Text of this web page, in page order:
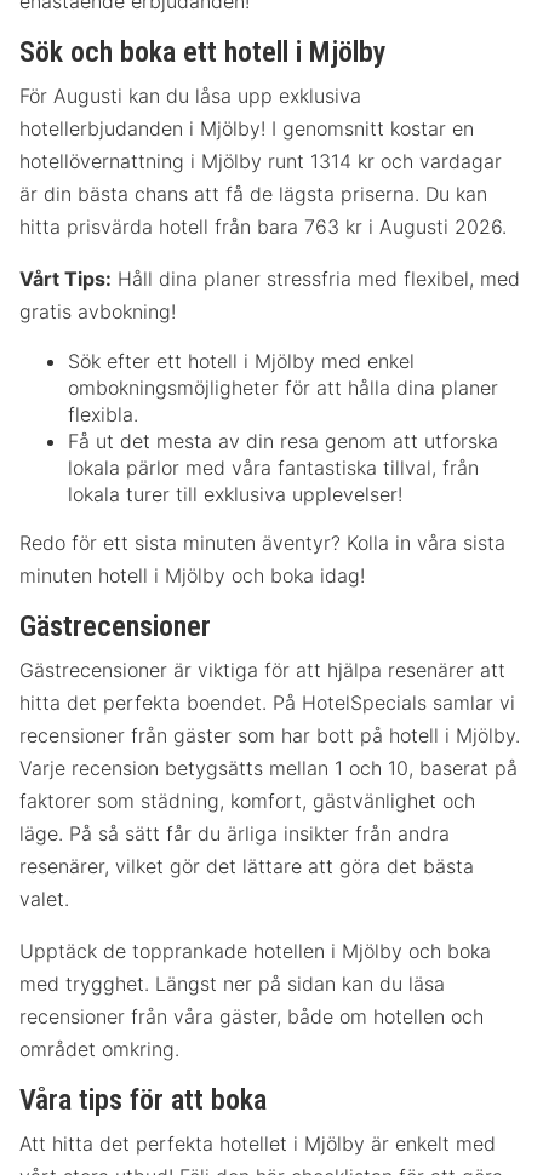
Sök och boka ett hotell i Mjölby
För Augusti kan du låsa upp exklusiva
hotellerbjudanden i Mjölby! I genomsnitt kostar en
hotellövernattning i Mjölby runt 1314 kr och vardagar
är din bästa chans att få de lägsta priserna. Du kan
hitta prisvärda hotell från bara 763 kr i Augusti 2026.
Vårt Tips: Håll dina planer stressfria med flexibel, med
gratis avbokning!
Sök efter ett hotell i Mjölby med enkel
ombokningsmöjligheter för att hålla dina planer
flexibla.
Få ut det mesta av din resa genom att utforska
lokala pärlor med våra fantastiska tillval, från
lokala turer till exklusiva upplevelser!
Redo för ett sista minuten äventyr? Kolla in våra sista
minuten hotell i Mjölby och boka idag!
Gästrecensioner
Gästrecensioner är viktiga för att hjälpa resenärer att
hitta det perfekta boendet. På HotelSpecials samlar vi
recensioner från gäster som har bott på hotell i Mjölby.
Varje recension betygsätts mellan 1 och 10, baserat på
faktorer som städning, komfort, gästvänlighet och
läge. På så sätt får du ärliga insikter från andra
resenärer, vilket gör det lättare att göra det bästa
valet.
Upptäck de topprankade hotellen i Mjölby och boka
med trygghet. Längst ner på sidan kan du läsa
recensioner från våra gäster, både om hotellen och
området omkring.
Våra tips för att boka
Att hitta det perfekta hotellet i Mjölby är enkelt med